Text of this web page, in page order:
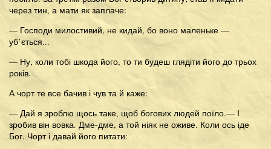
через тин, а мати як заплаче:
— Господи милостивий, не кидай, бо воно маленьке —
уб’ється...
— Ну, коли тобі шкода його, то ти будеш глядіти його до трьох
років.
А чорт те все бачив і чув та й каже:
— Дай я зроблю щось таке, щоб богових людей поїло.— І
зробив він вовка. Дме-дме, а той ніяк не оживе. Коли ось іде
Бог. Чорт і давай його питати: